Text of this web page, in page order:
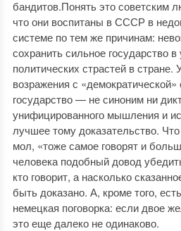
бандитов.Понять это советским
что они воспитаны в СССР в
системе по тем же причинам:
сохранить сильное государство
политических страстей в стране.
возражения с
государство — не синоним ни
унифицированного мышления и
лучшее тому доказательство. Что
мол, «тоже самое говорят и
человека подобный довод
кто говорит, а насколько
быть доказано. А, кроме того,
немецкая поговорка: если двое
это еще далеко не одинаково.